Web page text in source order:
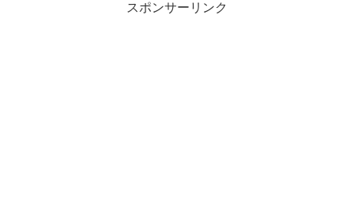
スポンサーリンク